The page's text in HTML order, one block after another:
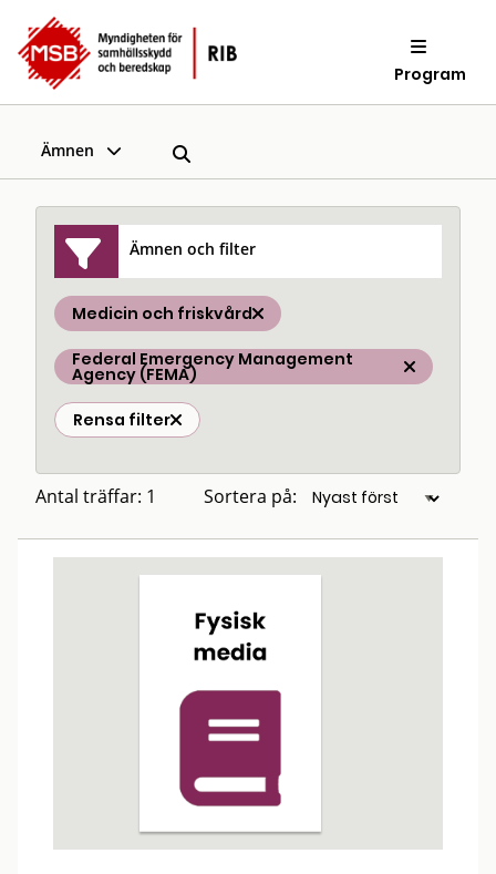
Program
Ämnen
Ämnen och filter
Medicin och friskvård
Federal Emergency Management
Agency (FEMA)
Rensa filter
Antal träffar: 1 Sortera på: